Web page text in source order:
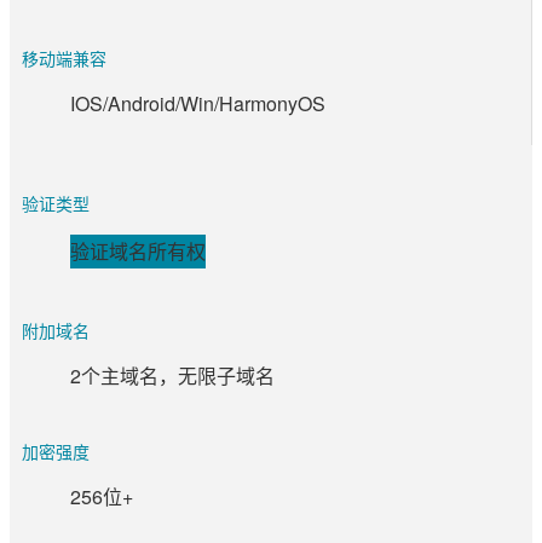
移动端兼容
IOS/Android/Win/HarmonyOS
验证类型
验证域名所有权
附加域名
2个主域名，无限子域名
加密强度
256位+